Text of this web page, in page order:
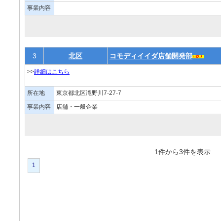
事業内容
3 北区 コモディイイダ店舗開発部
>>詳細はこちら
所在地
東京都北区滝野川7-27-7
事業内容
店舗・一般企業
1件から3件を表
1